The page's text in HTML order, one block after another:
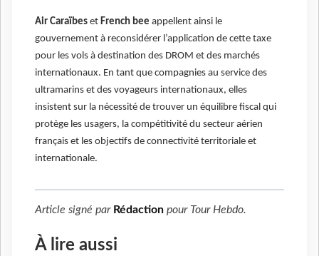
Air Caraïbes et French bee appellent ainsi le
gouvernement à reconsidérer l’application de cette taxe
pour les vols à destination des DROM et des marchés
internationaux. En tant que compagnies au service des
ultramarins et des voyageurs internationaux, elles
insistent sur la nécessité de trouver un équilibre fiscal qui
protège les usagers, la compétitivité du secteur aérien
français et les objectifs de connectivité territoriale et
internationale.
Article signé par Rédaction pour Tour Hebdo.
À lire aussi